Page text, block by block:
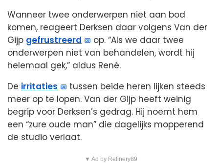
Wanneer twee onderwerpen niet aan bod
komen, reageert Derksen daar volgens Van der
Gijp gefrustreerd
op. “Als we daar twee
onderwerpen niet van behandelen, wordt hij
helemaal gek,” aldus René.
De irritaties
tussen beide heren lijken steeds
meer op te lopen. Van der Gijp heeft weinig
begrip voor Derksen’s gedrag. Hij noemt hem
een “zure oude man” die dagelijks mopperend
de studio verlaat.
▼ Ad by Refinery89